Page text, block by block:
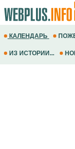
КАЛЕНДАРЬ
ИЗ ИСТОРИИ...